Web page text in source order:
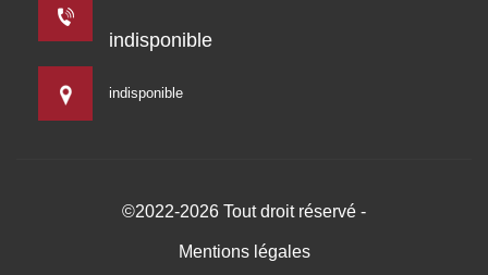
indisponible
indisponible
©2022-2026 Tout droit réservé -
Mentions légales